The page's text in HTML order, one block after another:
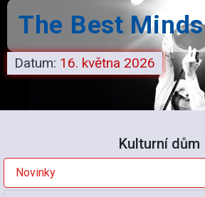
The Best Minds
Datum: 16. května 2026
Kulturní dům
Novinky